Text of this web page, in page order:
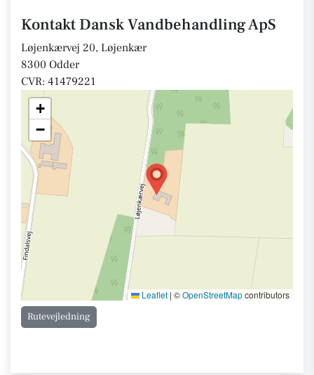
Kontakt Dansk Vandbehandling ApS
Løjenkærvej 20, Løjenkær
8300 Odder
CVR: 41479221
+
−
Leaflet | ©OpenStreetMapcontributors
Rutevejledning